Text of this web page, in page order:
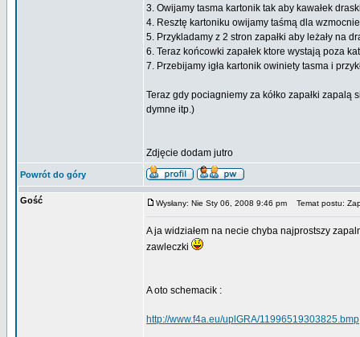
3. Owijamy tasma kartonik tak aby kawałek
4. Resztę kartoniku owijamy taśmą dla
5. Przykladamy z 2 stron zapałki aby leżały na
6. Teraz końcowki zapałek ktore wystają poza
7. Przebijamy igła kartonik owiniety tasma i
Teraz gdy pociagniemy za kółko zapałki
dymne itp.)
Zdjęcie dodam jutro
Powrót do góry
Gość Wysłany: Nie Sty 06, 2008 9:46 pm Temat postu:
A ja widziałem na necie chyba najprostszy
zawleczki
A oto schemacik :
http://www.f4a.eu/uplGRA/11996519303825.bmp